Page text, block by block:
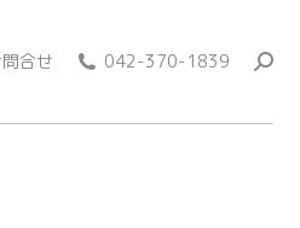
合せ 042-370-1839
in
in